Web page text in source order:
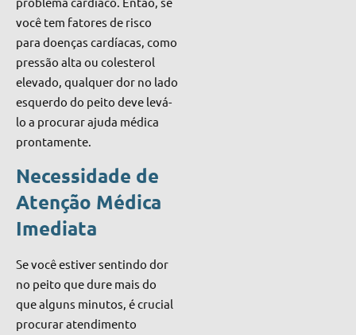
você tem fatores de risco
para doenças cardíacas, como
pressão alta ou colesterol
elevado, qualquer dor no lado
esquerdo do peito deve levá-
lo a procurar ajuda médica
prontamente.
Necessidade de
Atenção Médica
Imediata
Se você estiver sentindo dor
no peito que dure mais do
que alguns minutos, é crucial
procurar atendimento